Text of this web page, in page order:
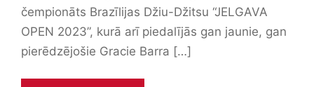
čempionāts Brazīlijas Džiu-Džitsu “JELGAVA
OPEN 2023”, kurā arī piedalījās gan jaunie, gan
pierēdzējošie Gracie Barra […]